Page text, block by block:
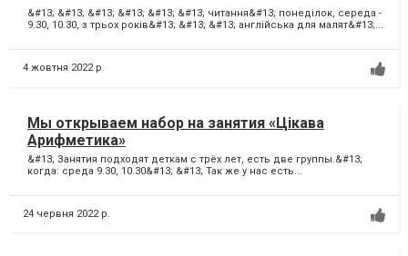
&#13; &#13; &#13; &#13; &#13; &#13; читання&#13; понеділок, середа -
9.30, 10.30, з трьох років&#13; &#13; &#13; англійська для малят&#13;...
4 жовтня 2022 р.
Мы открываем набор на занятия «Цікава
Арифметика»
&#13; Занятия подходят деткам с трёх лет, есть две группы.&#13;
когда: среда 9.30, 10.30&#13; &#13; Так же у нас есть...
24 червня 2022 р.